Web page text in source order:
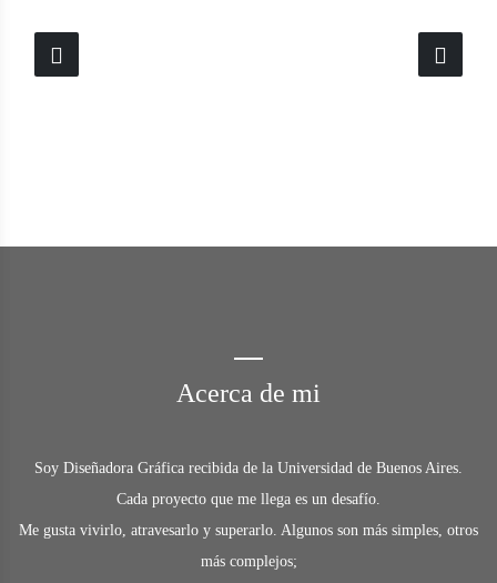
Acerca de mi
Soy Diseñadora Gráfica recibida de la Universidad de Buenos Aires.
Cada proyecto que me llega es un desafío.
Me gusta vivirlo, atravesarlo y superarlo. Algunos son más simples, otros
más complejos;